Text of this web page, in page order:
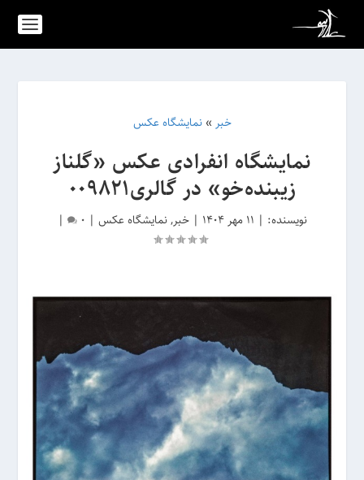
خبر »نمایشگاه عکس
نمایشگاه انفرادی عکس «گلناز
زیبنده‌خو» در گالری۰۰۹۸۲۱
نویسنده: | 11 مهر 1404 |خبر,نمایشگاه عکس |
0
|